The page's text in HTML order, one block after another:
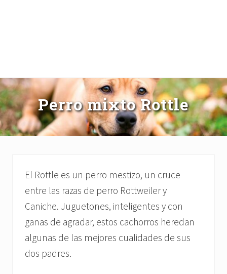
Perro mixto Rottle
El Rottle es un perro mestizo, un cruce
entre las razas de perro Rottweiler y
Caniche. Juguetones, inteligentes y con
ganas de agradar, estos cachorros heredan
algunas de las mejores cualidades de sus
dos padres.